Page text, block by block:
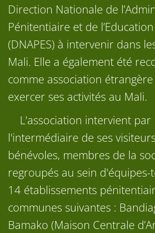
Direction Nationale de
Pénitentiaire et de
(DNAPES) à intervenir dans
Mali. Elle a également été
comme association
exercer ses activités au Mali.
L'association intervient par
l'intermédiaire de ses
bénévoles, membres de la
regroupés au sein
14 établissements
communes suivantes :
Bamako (Maison Centrale